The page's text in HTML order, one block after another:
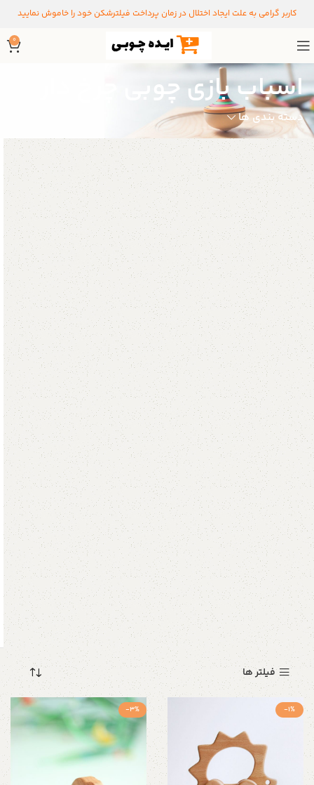
کاربر گرامی به علت ایجاد اختلال در زمان پرداخت فیلترشکن خود را خاموش نمایید
0
اسباب بازی چوبی چرخ دار
دسته بندی ها
فیلتر ها
-1%
-3%